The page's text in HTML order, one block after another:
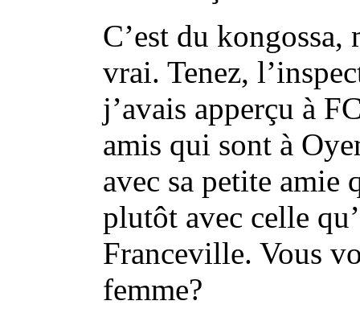
C’est du
vrai. Tenez,
j’avais apperçu à
amis qui sont à
avec sa petite amie
plutôt avec celle
Franceville. Vous
femme?